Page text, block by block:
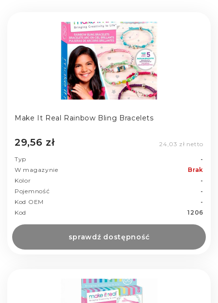
Make It Real Rainbow Bling Bracelets
29,56 zł 24,03 zł netto
Typ
-
W magazynie
Brak
Kolor
-
Pojemność
-
Kod OEM
-
Kod
1206
sprawdź dostępność